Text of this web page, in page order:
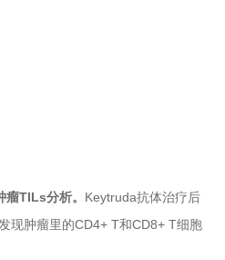
瘤TILs分析。 Keytruda抗体治疗后
现肿瘤里的CD4+ T和CD8+ T细胞